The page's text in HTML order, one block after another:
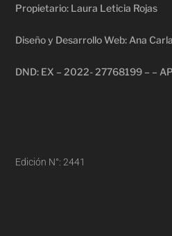
Propietario: Laura Leticia Rojas
Diseño y Desarrollo Web: Ana
DND: EX – 2022- 27768199 – –
Edición N°: 2441